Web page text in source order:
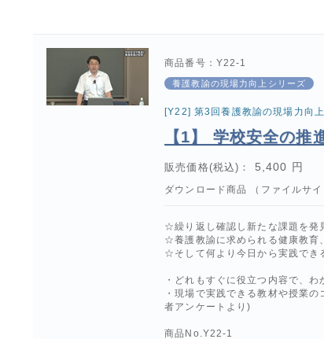
商品番号：Y22-1
養護教諭の現場力向上シリーズ
[Y22] 第3回養護教諭の現場力向
【1】 学校安全の推
販売価格(税込)： 5,400 円
ダウンロード商品 （ファイルサ
☆繰り返し確認し新たな課題を発
☆養護教諭に求められる健康教育
☆そして何より今日から実践でき
・どれもすぐに役立つ内容で、
・現場で実践できる教材や授業
者アンケートより)
商品No.Y22-1